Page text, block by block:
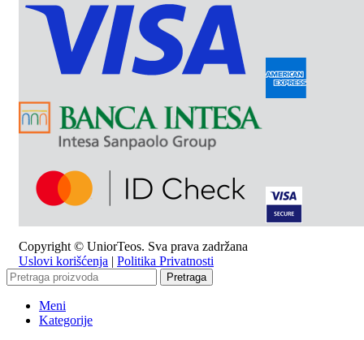
Copyright © UniorTeos. Sva prava zadržana
Uslovi korišćenja | Politika Privatnosti
Pretraga
Meni
Kategorije